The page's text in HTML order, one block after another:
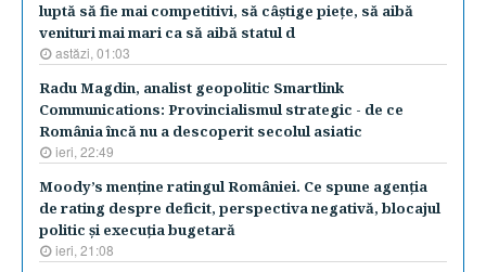
luptă să fie mai competitivi, să câştige pieţe, să aibă
venituri mai mari ca să aibă statul d
astăzi, 01:03
Radu Magdin, analist geopolitic Smartlink
Communications: Provincialismul strategic - de ce
România încă nu a descoperit secolul asiatic
ieri, 22:49
Moody’s menţine ratingul României. Ce spune agenţia
de rating despre deficit, perspectiva negativă, blocajul
politic şi execuţia bugetară
ieri, 21:08